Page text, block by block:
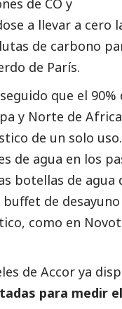
de CO y
a llevar a cero
de carbono
de París.
que el 90%
y Norte de
de un solo
de agua en los
botellas de agua
de
como en
de Accor ya
para medir el